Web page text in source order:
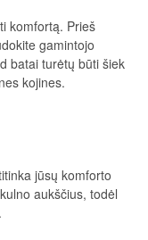
komfortą. Prieš
gamintojo
batai turėtų būti šiek
kojines.
jūsų komforto
aukščius, todėl